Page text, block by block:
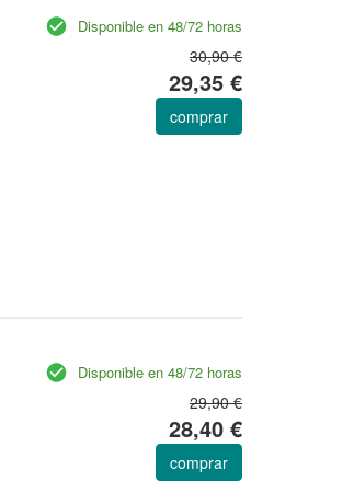
Disponible en 48/72 horas
30,90 €
29,35 €
comprar
Disponible en 48/72 horas
29,90 €
28,40 €
comprar